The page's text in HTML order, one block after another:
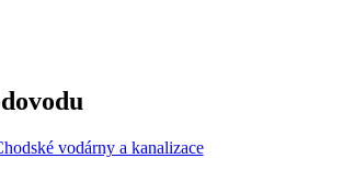
vodárny a kanalizace